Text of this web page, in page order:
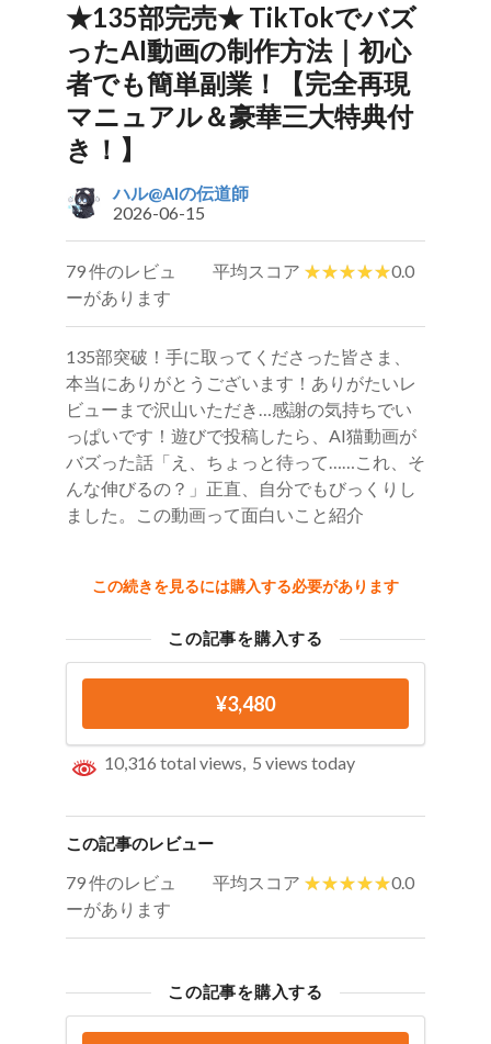
★135部完売★ TikTokでバズ
ったAI動画の制作方法｜初心
者でも簡単副業！【完全再現
マニュアル＆豪華三大特典付
き！】
ハル@AIの伝道師
2026-06-15
79 件のレビュ
ーがあります
平均スコア 0.0
135部突破！手に取ってくださった皆さま、
本当にありがとうございます！ありがたいレ
ビューまで沢山いただき…感謝の気持ちでい
っぱいです！遊びで投稿したら、AI猫動画が
バズった話「え、ちょっと待って……これ、そ
んな伸びるの？」正直、自分でもびっくりし
ました。この動画って面白いこと紹介
この続きを見るには購入する必要があります
この記事を購入する
¥3,480
10,316 total views, 5 views today
この記事のレビュー
79 件のレビュ
ーがあります
平均スコア 0.0
この記事を購入する